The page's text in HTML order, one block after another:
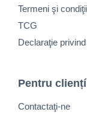
Termeni şi condiţii
TCG
Declaraţie
Pentru cliențí
Contactaţi-ne